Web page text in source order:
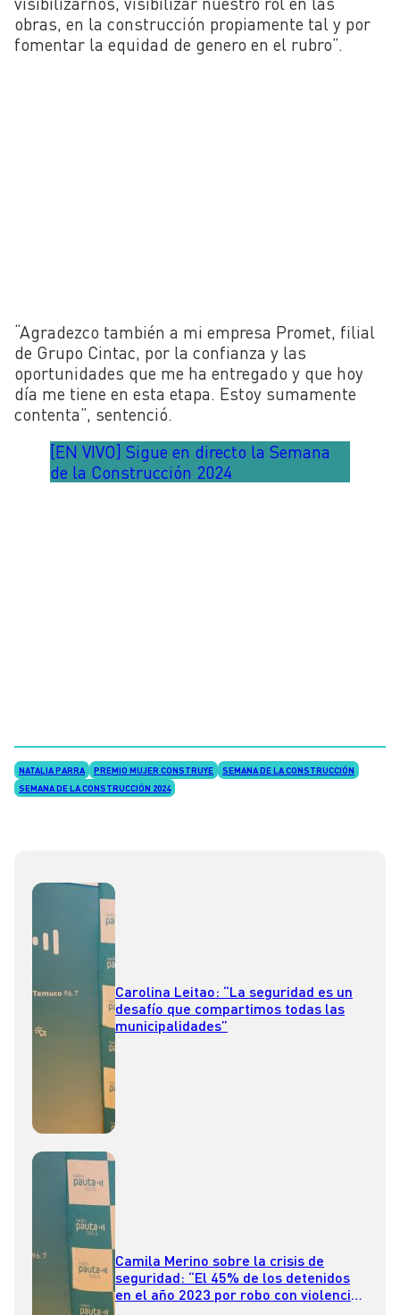
obras, en la construcción propiamente tal y por
fomentar la equidad de genero en el rubro”.
“Agradezco también a mi empresa Promet, filial
de Grupo Cintac, por la confianza y las
oportunidades que me ha entregado y que hoy
día me tiene en esta etapa. Estoy sumamente
contenta”, sentenció.
[EN VIVO] Sigue en directo la Semana
de la Construcción 2024
NATALIA PARRA PREMIO MUJER CONSTRUYE
SEMANA DE LA CONSTRUCCIÓN
SEMANA DE LA CONSTRUCCIÓN 2024
Carolina Leitao: “La seguridad es un
desafío que compartimos todas las
municipalidades”
Camila Merino sobre la crisis de
seguridad: “El 45% de los detenidos
en el año 2023 por robo con violencia